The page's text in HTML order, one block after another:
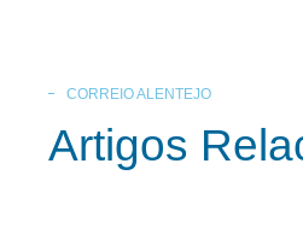
CORREIO ALENTEJO
Artigos